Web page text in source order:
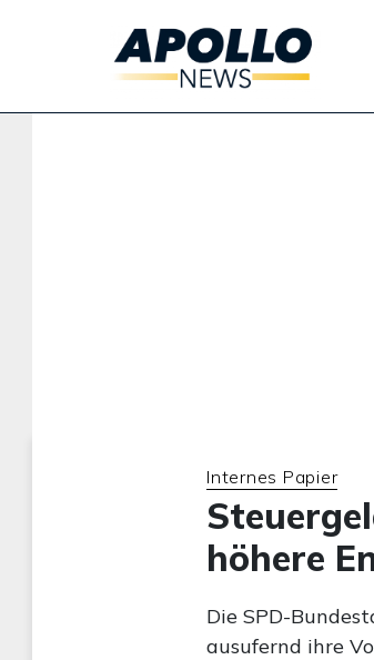
Internes Papier
höhere
Die SPD-
ausufernd ihre